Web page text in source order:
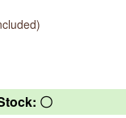
〇